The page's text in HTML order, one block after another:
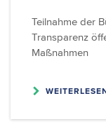
Teilnahme der
Transparenz
Maßnahmen